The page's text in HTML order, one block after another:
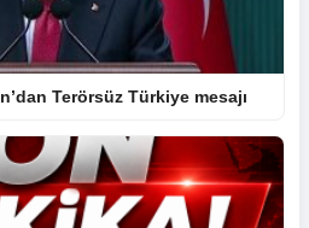
Terörsüz Türkiye mesajı